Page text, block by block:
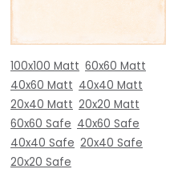
100x100 Matt 60x60 Matt
40x60 Matt 40x40 Matt
20x40 Matt 20x20 Matt
60x60 Safe 40x60 Safe
40x40 Safe 20x40 Safe
20x20 Safe